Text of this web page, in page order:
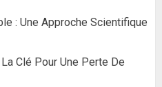
: Une Approche Scientifique
Clé Pour Une Perte De